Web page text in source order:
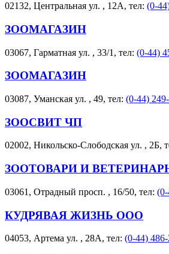
02132, Центральная ул. , 12А, тел: (0-
ЗООМАГАЗИН
03067, Гарматная ул. , 33/1, тел: (0-44)
ЗООМАГАЗИН
03087, Уманская ул. , 49, тел: (0-44)
ЗООСВИТ ЧП
02002, Никольско-Слободская ул. , 2Б,
ЗООТОВАРИ И
03061, Отрадный просп. , 16/50, тел:
КУДРЯВАЯ ЖИЗНЬ ООО
04053, Артема ул. , 28А, тел: (0-44)